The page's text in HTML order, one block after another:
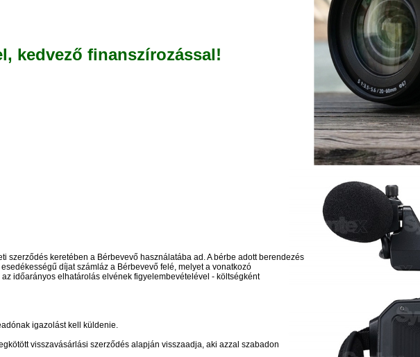
kedvező finanszírozással!
szerződés keretében a Bérbevevő használatába ad. A bérbe adott berendezés
díjat számláz a Bérbevevő felé, melyet a vonatkozó
időarányos elhatárolás elvének figyelembevételével - költségként
igazolást kell küldenie.
visszavásárlási szerződés alapján visszaadja, aki azzal szabadon